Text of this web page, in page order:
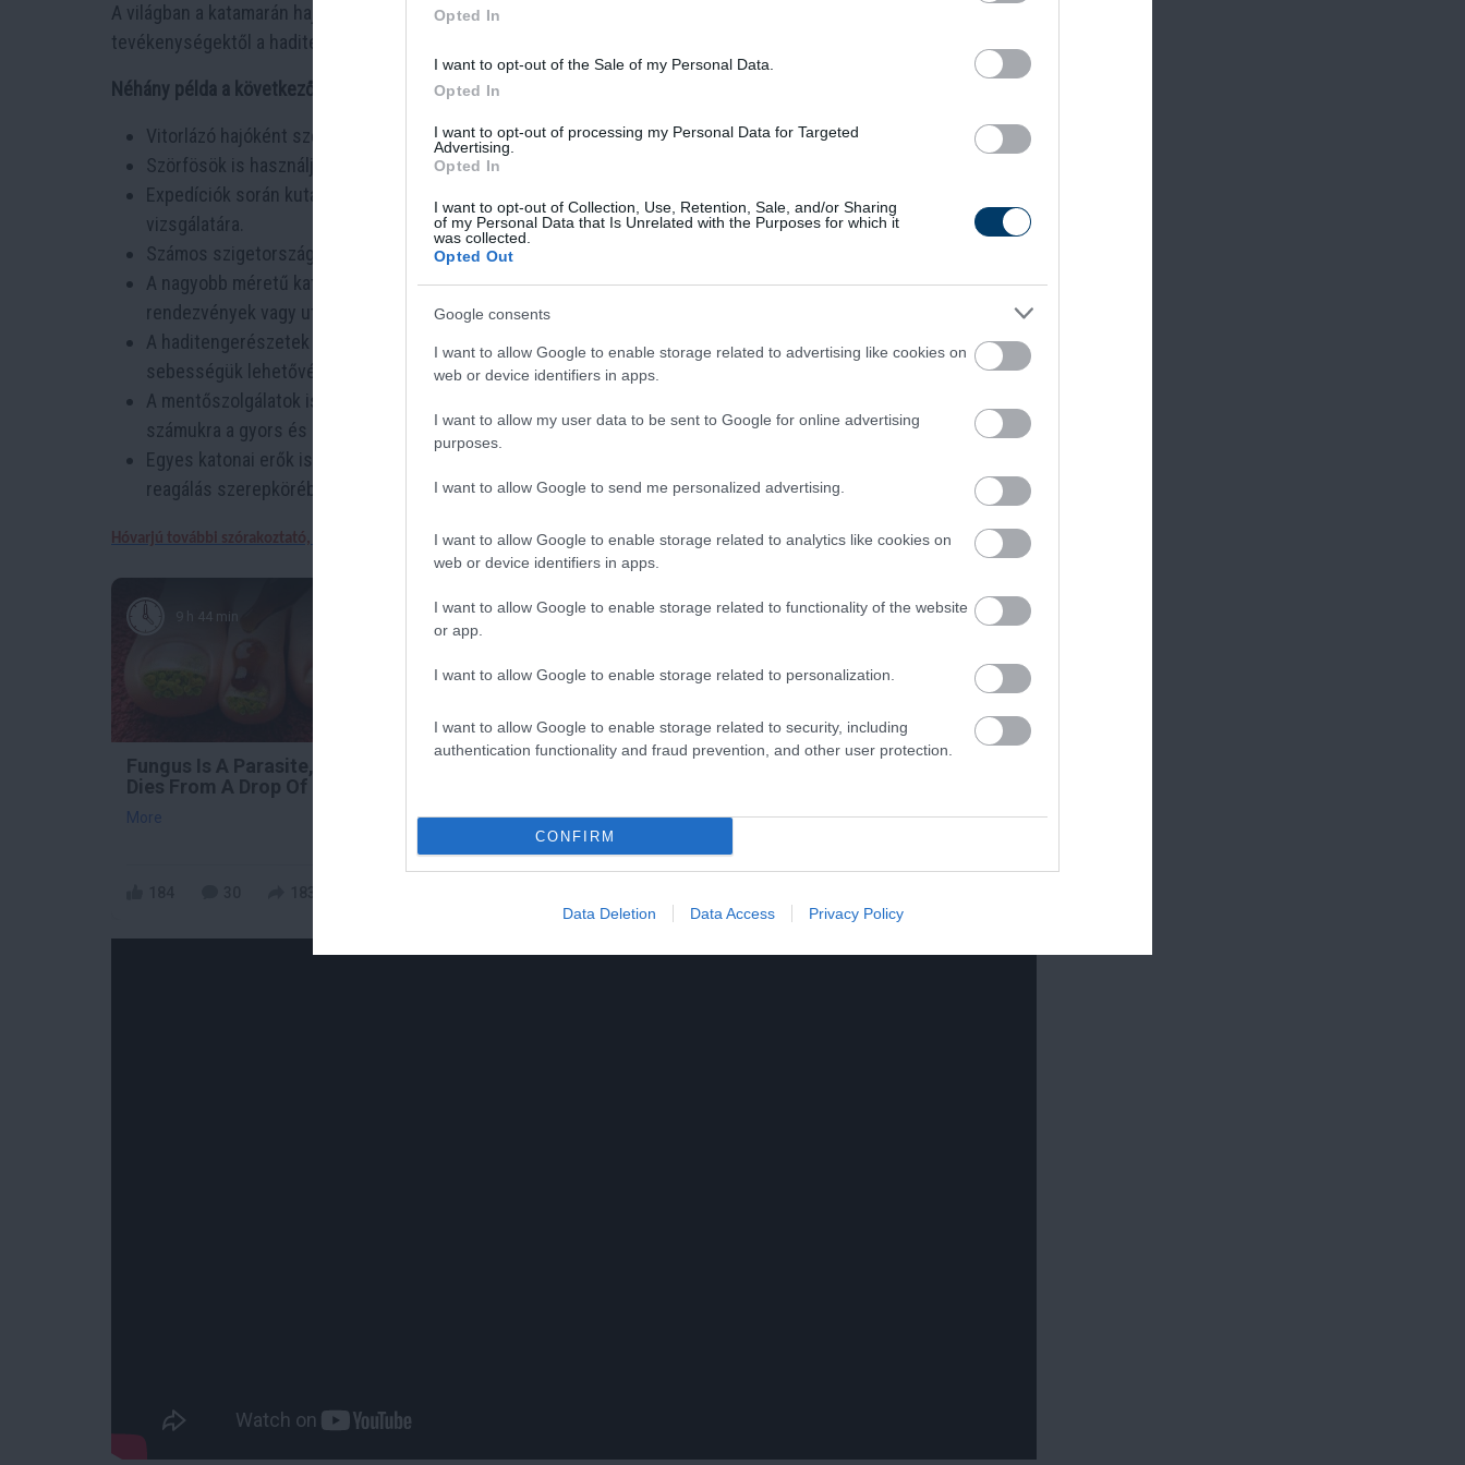
Opted In
I want to opt-out of the Sale of my Personal Data.
Opted In
I want to opt-out of processing my Personal Data for Targeted
Advertising.
Opted In
I want to opt-out of Collection, Use, Retention, Sale, and/or Sharing
of my Personal Data that Is Unrelated with the Purposes for which it
was collected.
Opted Out
Google consents
I want to allow Google to enable storage related to advertising like cookies on
web or device identifiers in apps.
I want to allow my user data to be sent to Google for online advertising
purposes.
I want to allow Google to send me personalized advertising.
I want to allow Google to enable storage related to analytics like cookies on
web or device identifiers in apps.
I want to allow Google to enable storage related to functionality of the website
or app.
I want to allow Google to enable storage related to personalization.
I want to allow Google to enable storage related to security, including
authentication functionality and fraud prevention, and other user protection.
CONFIRM
Data Deletion Data Access Privacy Policy
A világban a katamarán hajókat számos célra használják, a kereskedelmi, szórakoztató és tudományos
tevékenységektől a haditengerészeti és mentőhajózásig.
Néhány példa a következők:
Vitorlázó hajóként széles körben használják sport, verseny és hobbi vitorlázásra.
Szörfösök is használják a katamaránokat a sebesség és az irányíthatóság miatt.
Expedíciók során kutatók és tudósok használják a katamaránokat a tengeri biológia, ökológia és meteorológia
vizsgálatára.
Számos szigetországban a katamaránokat használják személyszállításra és áru szállításra a tengeri utakon.
A nagyobb méretű katamarán hajók akár luxus hajóként is üzemelhetnek, és kiválóan alkalmasak esküvők, céges
rendezvények vagy utazások szervezésére.
A haditengerészetek és parti őrségek is használnak katamarán hajókat, mivel a stabil kialakításuk és a nagy
sebességük lehetővé teszi számukra a gyors és hatékony mozgást a tengeri környezetben.
A mentőszolgálatok is használhatnak katamarán hajókat, mivel a sebesség és a stabil kialakítás lehetővé teszi
számukra a gyors és biztonságos mentést a vízen.
Egyes katonai erők is használnak katamarán hajókat a hadműveletek során, különösen a felderítő és a gyors
reagálás szerepkörében.
Hóvarjú további szórakoztató, érdekes, komoly és vicces videóit ide kattintva érheted el!
9 h 44 min
Fungus Is A Parasite, And It
Dies From A Drop Of Plain...
More
7 h 54 min
Fungus Dries Up And Falls
More
2 h 8 min
Stop Eating These 3 Foods